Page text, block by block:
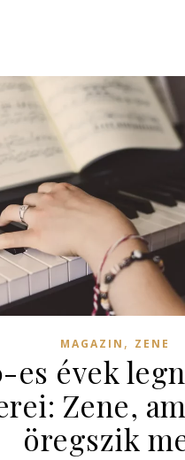
MAGAZIN , ZENE
es évek
Zene,
öregszik